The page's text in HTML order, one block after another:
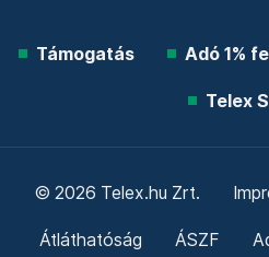
Támogatás Adó 1%
Telex
© 2026 Telex.hu Zrt.
Átláthatóság ÁSZF